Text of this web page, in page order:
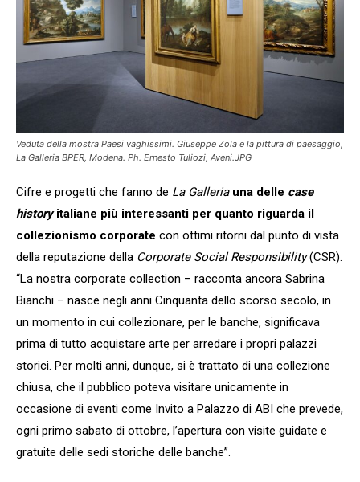
Veduta della mostra Paesi vaghissimi. Giuseppe Zola e la pittura di paesaggio,
La Galleria BPER, Modena. Ph. Ernesto Tuliozi, Aveni.JPG
Cifre e progetti che fanno de La Galleria una delle case
historyitaliane più interessanti per quanto riguarda il
collezionismo corporate con ottimi ritorni dal punto di vista
della reputazione della Corporate Social Responsibility(CSR).
“La nostra corporate collection – racconta ancora Sabrina
Bianchi – nasce negli anni Cinquanta dello scorso secolo, in
un momento in cui collezionare, per le banche, significava
prima di tutto acquistare arte per arredare i propri palazzi
storici. Per molti anni, dunque, si è trattato di una collezione
chiusa, che il pubblico poteva visitare unicamente in
occasione di eventi come Invito a Palazzo di ABI che prevede,
ogni primo sabato di ottobre, l’apertura con visite guidate e
gratuite delle sedi storiche delle banche”.